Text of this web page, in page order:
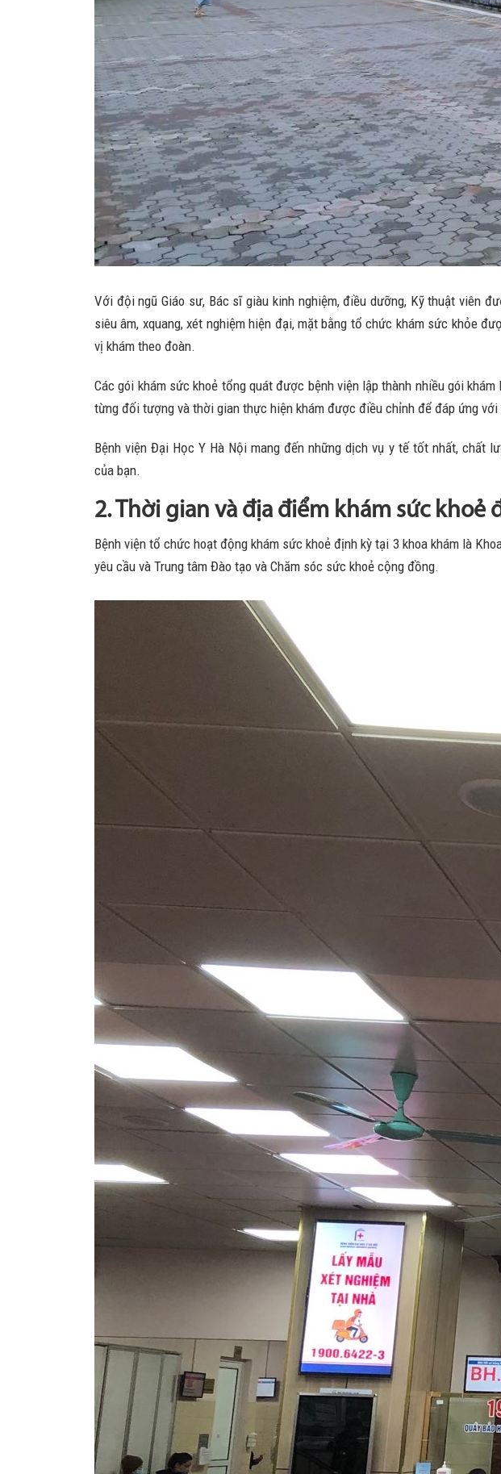
Với đội ngũ Giáo sư, Bác sĩ giàu kinh nghiệm, điều dưỡng, Kỹ thuật viên
siêu âm, xquang, xét nghiệm hiện đại, mặt bằng tổ chức khám sức khỏe
vị khám theo đoàn.
Các gói khám sức khoẻ tổng quát được bệnh viện lập thành nhiều gói
từng đối tượng và thời gian thực hiện khám được điều chỉnh để đáp ứng với
Bệnh viện Đại Học Y Hà Nội mang đến những dịch vụ y tế tốt nhất, chất
của bạn.
2. Thời gian và địa điểm khám sức khoẻ
Bệnh viện tổ chức hoạt động khám sức khoẻ định kỳ tại 3 khoa khám là
yêu cầu và Trung tâm Đào tạo và Chăm sóc sức khoẻ cộng đồng.